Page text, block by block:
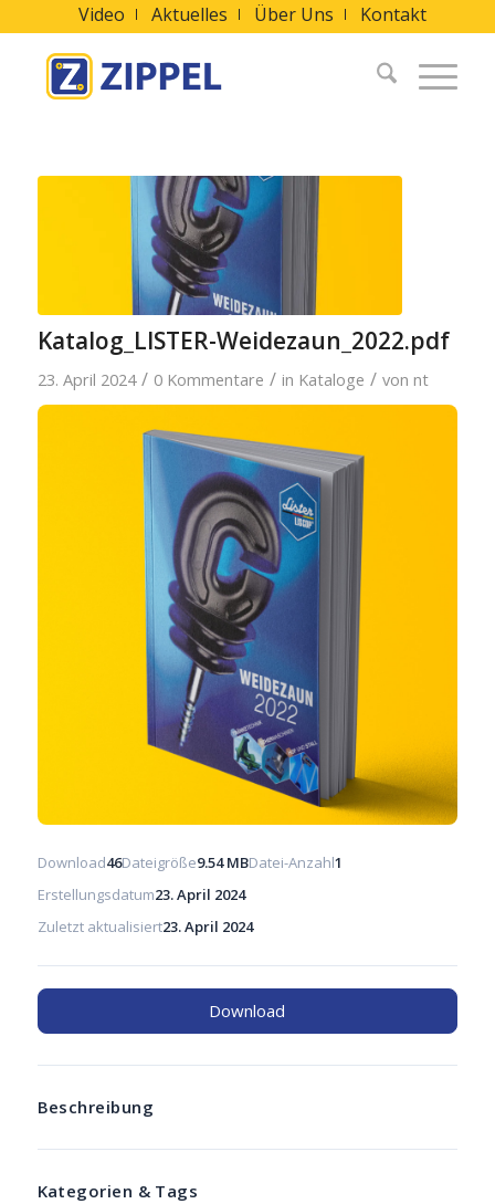
Video Aktuelles Über Uns Kontakt
Katalog_LISTER-Weidezaun_2022.pdf
23. April 2024 / 0 Kommentare / in Kataloge / von nt
Download46Dateigröße9.54 MBDatei-Anzahl1
Erstellungsdatum23. April 2024
Zuletzt aktualisiert23. April 2024
Download
Beschreibung
Kategorien & Tags